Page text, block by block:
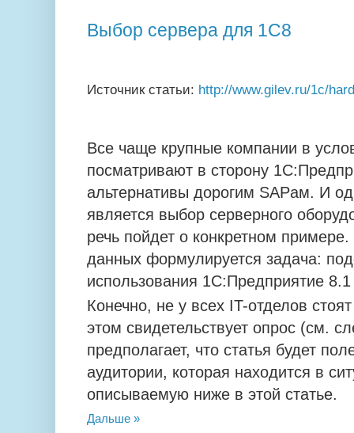
Выбор сервера для 1С8
Источник статьи: http://www.gilev.ru/1c/
Все чаще крупные компании в
посматривают в сторону
альтернативы дорогим SAPам. И
является выбор серверного
речь пойдет о конкретном
данных формулируется задача:
использования 1С:Предприятие
Конечно, не у всех IT-отделов
этом свидетельствует опрос (см.
предполагает, что статья будет
аудитории, которая находится в
описываемую ниже в этой статье.
Дальше »